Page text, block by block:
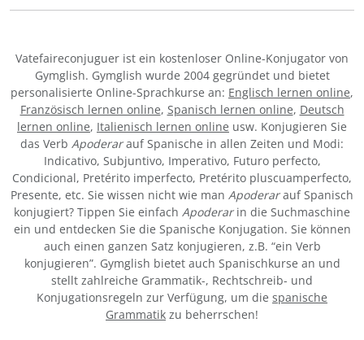
Vatefaireconjuguer ist ein kostenloser Online-Konjugator von
Gymglish. Gymglish wurde 2004 gegründet und bietet
personalisierte Online-Sprachkurse an: Englisch lernen online,
Französisch lernen online, Spanisch lernen online, Deutsch
lernen online, Italienisch lernen online usw. Konjugieren Sie
das Verb Apoderarauf Spanische in allen Zeiten und Modi:
Indicativo, Subjuntivo, Imperativo, Futuro perfecto,
Condicional, Pretérito imperfecto, Pretérito pluscuamperfecto,
Presente, etc. Sie wissen nicht wie man Apoderarauf Spanisch
konjugiert? Tippen Sie einfach Apoderarin die Suchmaschine
ein und entdecken Sie die Spanische Konjugation. Sie können
auch einen ganzen Satz konjugieren, z.B. “ein Verb
konjugieren”. Gymglish bietet auch Spanischkurse an und
stellt zahlreiche Grammatik-, Rechtschreib- und
Konjugationsregeln zur Verfügung, um die spanische
Grammatik zu beherrschen!